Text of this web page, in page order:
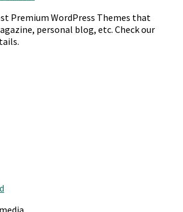
Premium WordPress Themes that
personal blog, etc. Check our